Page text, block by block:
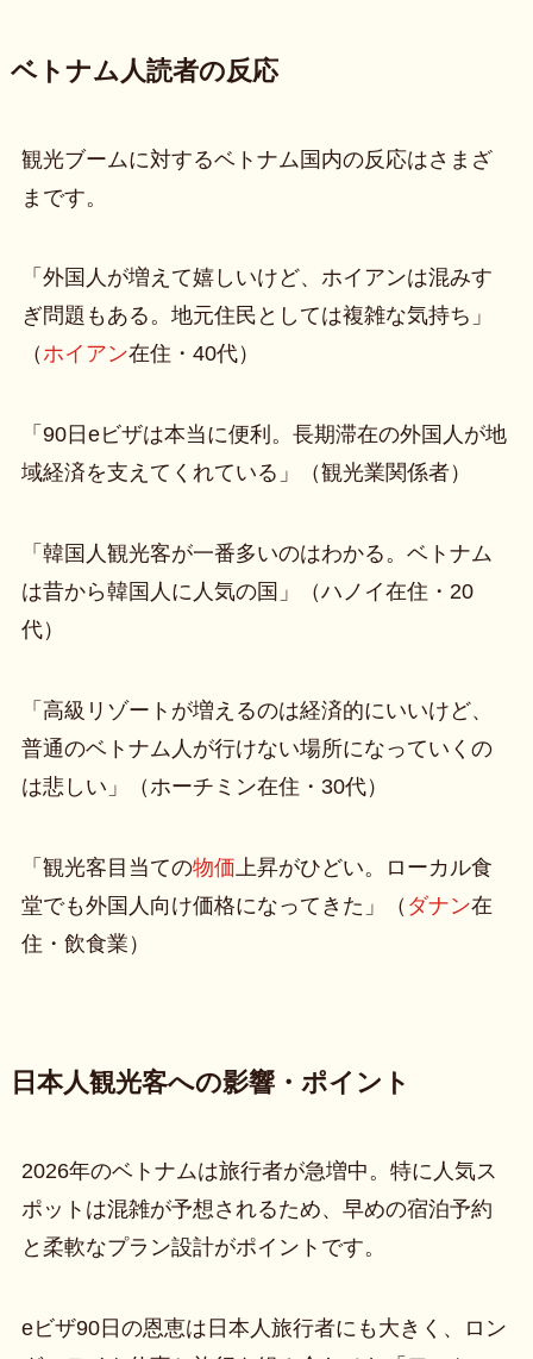
ベトナム人読者の反応
観光ブームに対するベトナム国内の反応はさまざ
まです。
「外国人が増えて嬉しいけど、ホイアンは混みす
ぎ問題もある。地元住民としては複雑な気持ち」
（ ホイアン在住・40代）
「90日eビザは本当に便利。長期滞在の外国人が地
域経済を支えてくれている」（観光業関係者）
「韓国人観光客が一番多いのはわかる。ベトナム
は昔から韓国人に人気の国」（ハノイ在住・20
代）
「高級リゾートが増えるのは経済的にいいけど、
普通のベトナム人が行けない場所になっていくの
は悲しい」（ホーチミン在住・30代）
「観光客目当ての物価 上昇がひどい。ローカル食
堂でも外国人向け価格になってきた」（ ダナン在
住・飲食業）
日本人観光客への影響・ポイント
2026年のベトナムは旅行者が急増中。特に人気ス
ポットは混雑が予想されるため、早めの宿泊予約
と柔軟なプラン設計がポイントです。
eビザ90日の恩恵は日本人旅行者にも大きく、ロン